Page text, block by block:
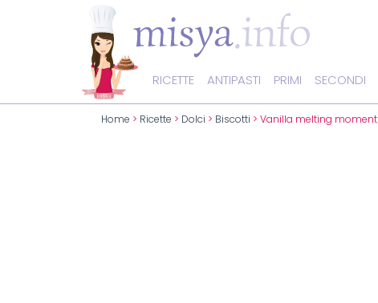
RICETTE ANTIPASTI PRIMI SECONDI
Home > Ricette > Dolci > Biscotti > Vanilla melting moment